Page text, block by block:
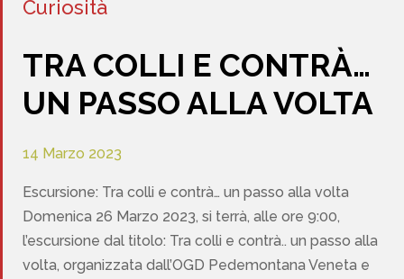
Curiosità
TRA COLLI E CONTRÀ…
UN PASSO ALLA VOLTA
14 Marzo 2023
Escursione: Tra colli e contrà… un passo alla volta
Domenica 26 Marzo 2023, si terrà, alle ore 9:00,
l’escursione dal titolo: Tra colli e contrà.. un passo alla
volta, organizzata dall’OGD Pedemontana Veneta e